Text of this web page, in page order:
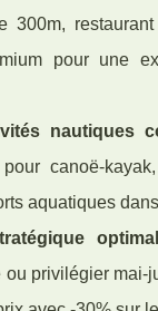
300m,
pour une
nautiques
canoë-
aquatiques
ou privilégier mai-